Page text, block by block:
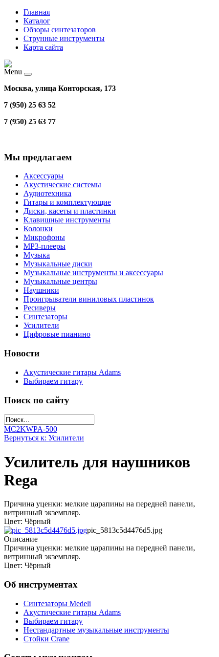
Главная
Каталог
Обзоры синтезаторов
Струнные инструменты
Карта сайта
Menu
Москва, улица Конторская, 173
7 (950) 25 63 52
7 (950) 25 63 77
Мы предлагаем
Аксессуары
Акустические системы
Аудиотехника
Гитары и комплектующие
Диски, касеты и пластинки
Клавишные инструменты
Колонки
Микрофоны
МР3-плееры
Музыка
Музыкальные диски
Музыкальные инструменты и аксессуары
Музыкальные центры
Наушники
Проигрыватели виниловых пластинок
Ресиверы
Синтезаторы
Усилители
Цифровые пианино
Новости
Акустические гитары Adams
Выбираем гитару
Поиск по сайту
MC2KWPA-500
Вернуться к: Усилители
Усилитель для наушников
Rega
Причина уценки: мелкие царапины на передней панели,
витринный экземпляр.
Цвет: Чёрный
pic_5813c5d4476d5.jpg
Описание
Причина уценки: мелкие царапины на передней панели,
витринный экземпляр.
Цвет: Чёрный
Об инструментах
Синтезаторы Мedeli
Акустические гитары Adams
Выбираем гитару
Нестандартные музыкальные инструменты
Стойки Crane